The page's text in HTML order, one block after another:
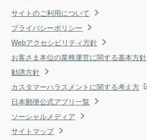
サイトのご利用について
プライバシーポリシー
Webアクセシビリティ方針
お客さま本位の業務運営に関する基本方針
勧誘方針
カスタマーハラスメントに関する考え方
日本郵便公式アプリ一覧
ソーシャルメディア
サイトマップ